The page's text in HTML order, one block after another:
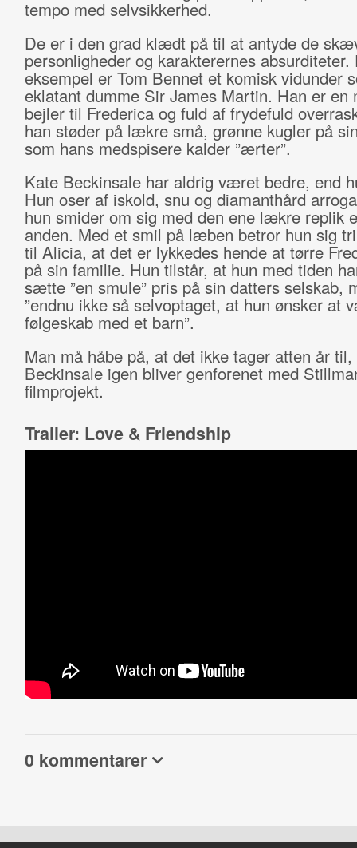
tempo med selvsikkerhed.
De er i den grad klædt på til at antyde de
personligheder og karakterernes absurditeter.
eksempel er Tom Bennet et komisk vidunder
eklatant dumme Sir James Martin. Han er en
bejler til Frederica og fuld af frydefuld
han støder på lækre små, grønne kugler på
som hans medspisere kalder ”ærter”.
Kate Beckinsale har aldrig været bedre, end
Hun oser af iskold, snu og diamanthård
hun smider om sig med den ene lækre replik
anden. Med et smil på læben betror hun sig
til Alicia, at det er lykkedes hende at tørre
på sin familie. Hun tilstår, at hun med tiden
sætte ”en smule” pris på sin datters selskab,
”endnu ikke så selvoptaget, at hun ønsker at
følgeskab med et barn”.
Man må håbe på, at det ikke tager atten år til,
Beckinsale igen bliver genforenet med
filmprojekt.
Trailer: Love & Friendship
0 kommentarer